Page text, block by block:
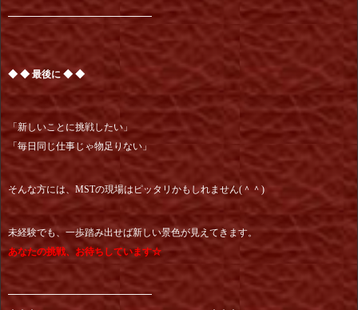
━━━━━━━━━━━━━━━
◆ ◆ 最後に ◆ ◆
「新しいことに挑戦したい」
「毎日同じ仕事じゃ物足りない」
そんな方には、MSTの現場はピッタリかもしれません(＾＾)
未経験でも、一歩踏み出せば新しい景色が見えてきます。
あなたの挑戦、お待ちしています☆
━━━━━━━━━━━━━━━